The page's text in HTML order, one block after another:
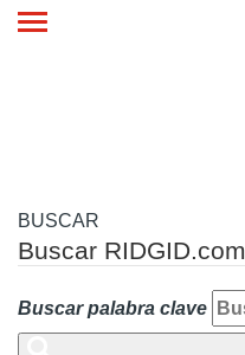
Toggle
BUSCAR
Buscar RIDGID.com
Buscar palabra clave